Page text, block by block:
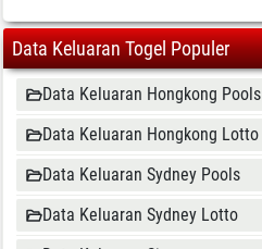
Data Keluaran Togel Populer
Data Keluaran Hongkong Pools
Data Keluaran Hongkong Lotto
Data Keluaran Sydney Pools
Data Keluaran Sydney Lotto